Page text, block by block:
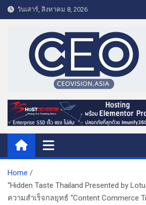
k
e
t
วันเสาร์, สิงหาคม 8, 2026
CEO VISION.ASIA
Business & Lifestyle
Home
“Hidden Taste Thailand Presented by
ความสำเร็จกลยุทธ์ “Content Commerce